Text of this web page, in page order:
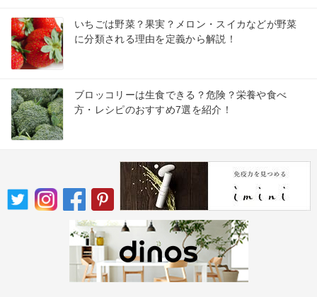
いちごは野菜？果実？メロン・スイカなどが野菜
に分類される理由を定義から解説！
ブロッコリーは生食できる？危険？栄養や食べ
方・レシピのおすすめ7選を紹介！